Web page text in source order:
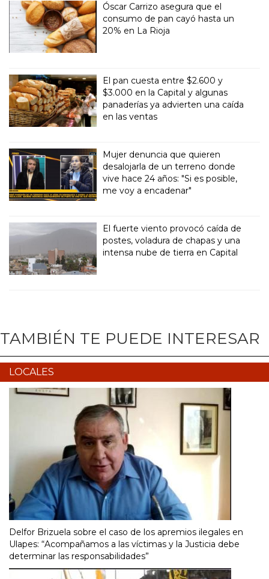
Óscar Carrizo asegura que el
consumo de pan cayó hasta un
20% en La Rioja
El pan cuesta entre $2.600 y
$3.000 en la Capital y algunas
panaderías ya advierten una caída
en las ventas
Mujer denuncia que quieren
desalojarla de un terreno donde
vive hace 24 años: "Si es posible,
me voy a encadenar"
El fuerte viento provocó caída de
postes, voladura de chapas y una
intensa nube de tierra en Capital
TAMBIÉN TE PUEDE INTERESAR
LOCALES
Delfor Brizuela sobre el caso de los apremios ilegales en
Ulapes: “Acompañamos a las víctimas y la Justicia debe
determinar las responsabilidades”